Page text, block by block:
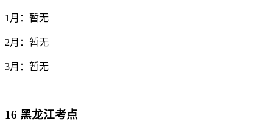
1月：暂无
2月：暂无
3月：暂无
16 黑龙江考点